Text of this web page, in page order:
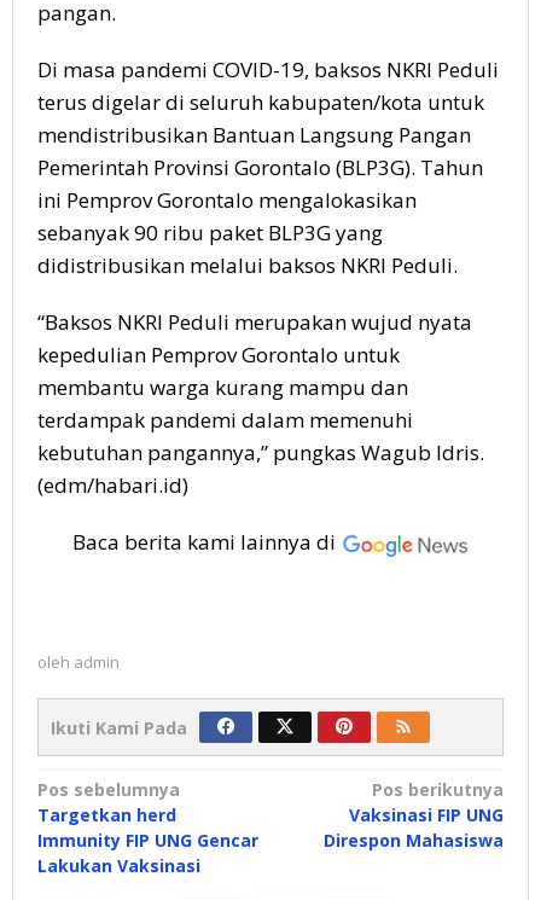
pangan.
Di masa pandemi COVID-19, baksos NKRI Peduli
terus digelar di seluruh kabupaten/kota untuk
mendistribusikan Bantuan Langsung Pangan
Pemerintah Provinsi Gorontalo (BLP3G). Tahun
ini Pemprov Gorontalo mengalokasikan
sebanyak 90 ribu paket BLP3G yang
didistribusikan melalui baksos NKRI Peduli.
“Baksos NKRI Peduli merupakan wujud nyata
kepedulian Pemprov Gorontalo untuk
membantu warga kurang mampu dan
terdampak pandemi dalam memenuhi
kebutuhan pangannya,” pungkas Wagub Idris.
(edm/habari.id)
Baca berita kami lainnya di
oleh admin
Ikuti Kami Pada
Navigasi
pos
Pos sebelumnya
Targetkan herd
Immunity FIP UNG Gencar
Lakukan Vaksinasi
Pos berikutnya
Vaksinasi FIP UNG
Direspon Mahasiswa